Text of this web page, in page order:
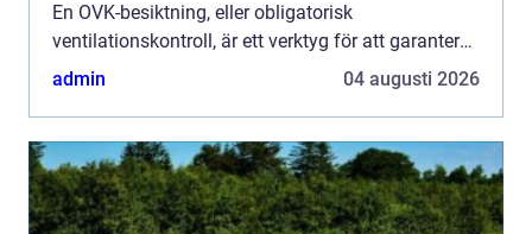
En OVK-besiktning, eller obligatorisk
ventilationskontroll, är ett verktyg för att garantera
att ventilatio...
admin 04 augusti 2026